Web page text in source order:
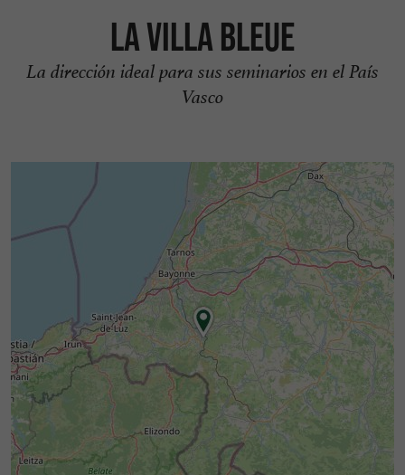
La Villa Bleue
La dirección ideal para sus seminarios en el País
Vasco